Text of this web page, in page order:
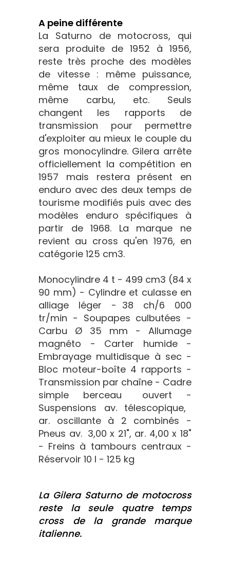
A peine différente
La Saturno de motocross, qui
sera produite de 1952 à 1956,
reste très proche des modèles
de vitesse : même puissance,
même taux de compression,
même carbu, etc. Seuls
changent les rapports de
transmission pour permettre
d'exploiter au mieux le couple du
gros monocylindre. Gilera arrête
officiellement la compétition en
1957 mais restera présent en
enduro avec des deux temps de
tourisme modifiés puis avec des
modèles enduro spécifiques à
partir de 1968. La marque ne
revient au cross qu'en 1976, en
catégorie 125 cm3.
Monocylindre 4 t - 499 cm3 (84 x
90 mm) - Cylindre et culasse en
alliage léger - 38 ch/6 000
tr/min - Soupapes culbutées -
Carbu Ø 35 mm - Allumage
magnéto - Carter humide -
Embrayage multidisque à sec -
Bloc moteur-boîte 4 rapports -
Transmission par chaîne - Cadre
simple berceau ouvert -
Suspensions av. télescopique,
ar. oscillante à 2 combinés -
Pneus av. 3,00 x 21", ar. 4,00 x 18"
- Freins à tambours centraux -
Réservoir 10 l - 125 kg
La Gilera Saturno de motocross
reste la seule quatre temps
cross de la grande marque
italienne.